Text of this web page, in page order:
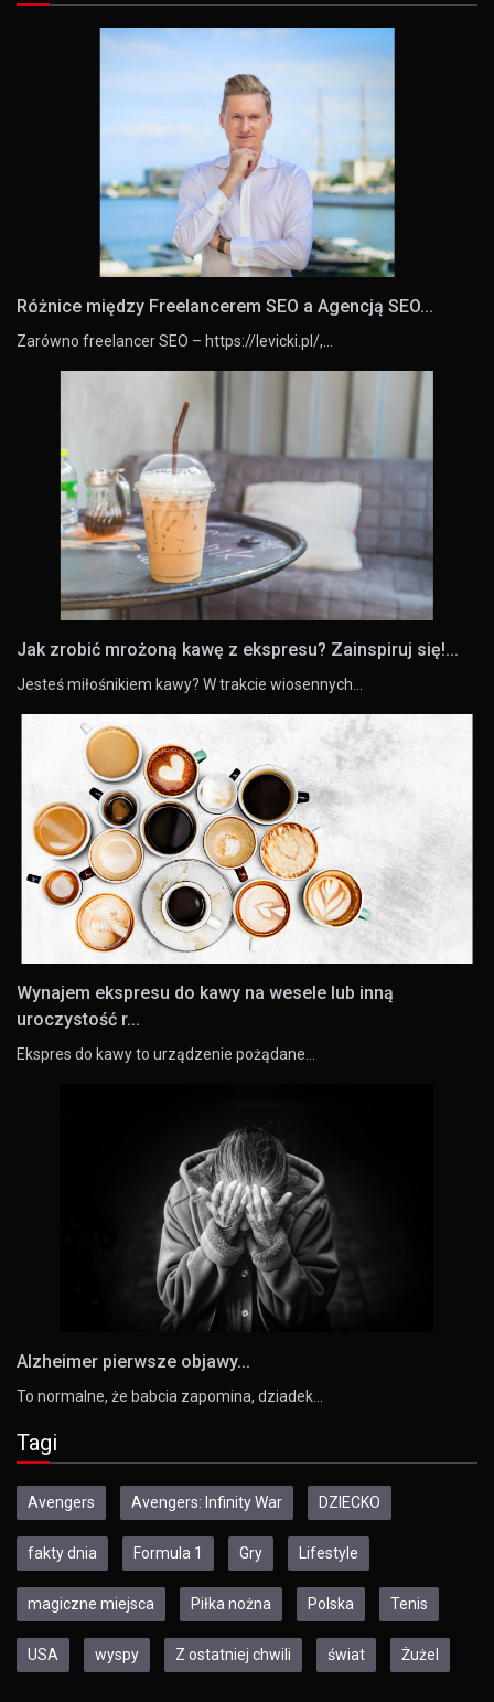
Różnice między Freelancerem SEO a Agencją SEO...
Zarówno freelancer SEO – https://levicki.pl/,…
Jak zrobić mrożoną kawę z ekspresu? Zainspiruj się!...
Jesteś miłośnikiem kawy? W trakcie wiosennych…
Wynajem ekspresu do kawy na wesele lub inną
uroczystość r...
Ekspres do kawy to urządzenie pożądane…
Alzheimer pierwsze objawy...
To normalne, że babcia zapomina, dziadek…
Tagi
Avengers Avengers: Infinity War DZIECKO
fakty dnia Formula 1 Gry Lifestyle
magiczne miejsca Piłka nożna Polska Tenis
USA wyspy Z ostatniej chwili świat Żużel